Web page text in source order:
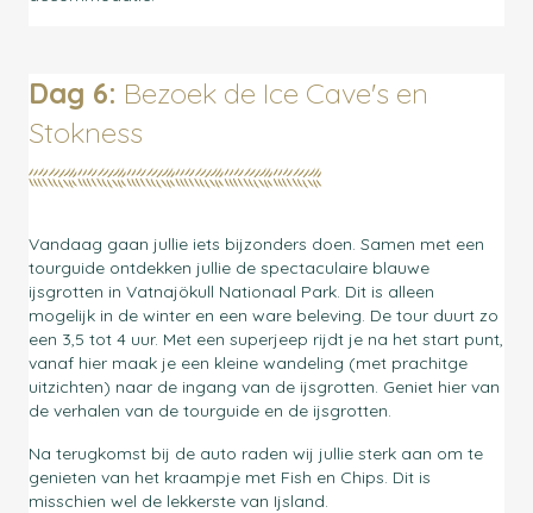
Dag 6: Bezoek de Ice Cave's en
Stokness
Vandaag gaan jullie iets bijzonders doen. Samen met een
tourguide ontdekken jullie de spectaculaire blauwe
ijsgrotten in Vatnajökull Nationaal Park. Dit is alleen
mogelijk in de winter en een ware beleving. De tour duurt zo
een 3,5 tot 4 uur. Met een superjeep rijdt je na het start punt,
vanaf hier maak je een kleine wandeling (met prachitge
uitzichten) naar de ingang van de ijsgrotten. Geniet hier van
de verhalen van de tourguide en de ijsgrotten.
Na terugkomst bij de auto raden wij jullie sterk aan om te
genieten van het kraampje met Fish en Chips. Dit is
misschien wel de lekkerste van Ijsland.